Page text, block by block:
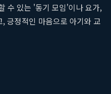
수 있는 '동기 모임'이나 요가,
긍정적인 마음으로 아기와 교